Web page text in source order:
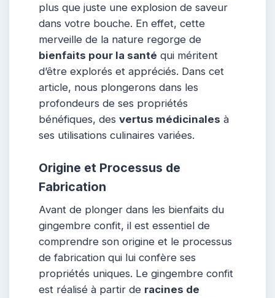
plus que juste une explosion de saveur
dans votre bouche. En effet, cette
merveille de la nature regorge de
bienfaits pour la santé qui méritent
d’être explorés et appréciés. Dans cet
article, nous plongerons dans les
profondeurs de ses propriétés
bénéfiques, des vertus médicinales à
ses utilisations culinaires variées.
Origine et Processus de
Fabrication
Avant de plonger dans les bienfaits du
gingembre confit, il est essentiel de
comprendre son origine et le processus
de fabrication qui lui confère ses
propriétés uniques. Le gingembre confit
est réalisé à partir de racines de